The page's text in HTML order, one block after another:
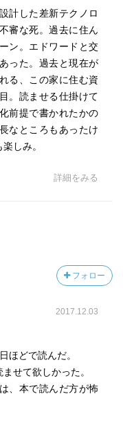
計した差新テクノロ
審な死。過去に住ん
ン。エドワードと交
った。過去と現在が
る、この家に住む資
。読ませる仕掛けて
前提で書かれたかの
なところもあったけ
しみ。
詳細をみる
フォロー
2017.12.03
ほどで読んだ。
せて欲しかった。
、本で読んだ方が怖